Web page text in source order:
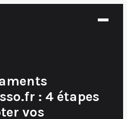
: 4 étapes
vos